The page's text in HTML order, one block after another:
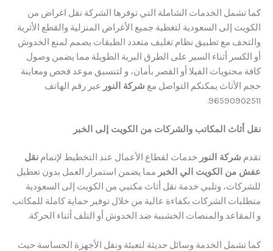
الخدمات الشاملة التي توفرها الشركة نقل اغراض من
إلى السعودية لتغطية جميع الأغراض المنزلية والقطع الأثرية
مع تطبيق نظام تغليف متعدد الطبقات يصمم لمنع الخدوش
أثناء السير على الطرق البرية الطويلة مما يضمن وصول
الفيلا أو القصر بأمان، و ​لتنسيق موعد فحص ومعاينة
يمكنكم التواصل معشركة النورعبر رقم الهاتف
المكاتب والشركات من الكويت إلى الخبر
شركة النورخدمات لقطاع الأعمال عند التخطيط لإتمامنقل
الكويت الي الخبرمما يضمن استمرار العمل بدون تعطيل
وتلبي خدمة نقل أثاث مكتبي من الكويت إلى السعودية
الشركات بكفاءة عالية من خلال توفير حماية كاملة للمكاتب
والمنصات الخشبية ضد الخدوش أو التلف أثناء الحركة.
الخدمة وسائل حديثة لتعبئة ونقل الأجهزة الحساسة حيث